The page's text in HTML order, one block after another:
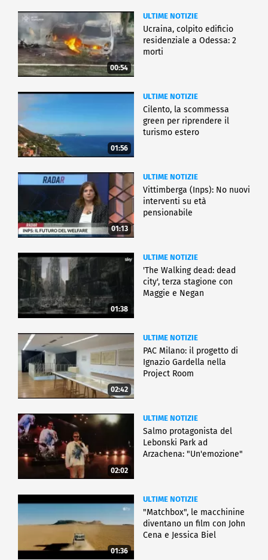
00:54
ULTIME NOTIZIE
Ucraina, colpito edificio
residenziale a Odessa: 2
morti
01:56
ULTIME NOTIZIE
Cilento, la scommessa
green per riprendere il
turismo estero
01:13
ULTIME NOTIZIE
Vittimberga (Inps): No nuovi
interventi su età
pensionabile
01:38
ULTIME NOTIZIE
'The Walking dead: dead
city', terza stagione con
Maggie e Negan
02:42
ULTIME NOTIZIE
PAC Milano: il progetto di
Ignazio Gardella nella
Project Room
02:02
ULTIME NOTIZIE
Salmo protagonista del
Lebonski Park ad
Arzachena: "Un'emozione"
01:36
ULTIME NOTIZIE
"Matchbox", le macchinine
diventano un film con John
Cena e Jessica Biel